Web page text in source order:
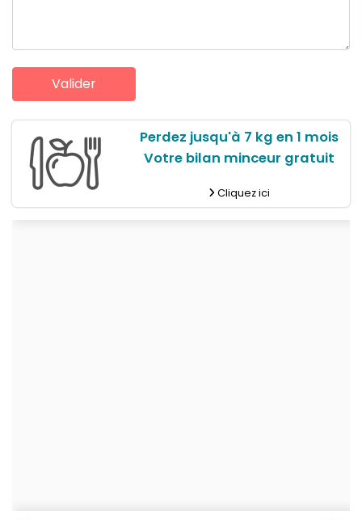
Perdez jusqu'à 7 kg en 1 mois
Votre bilan minceur gratuit
Cliquez ici